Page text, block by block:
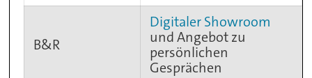
B&R
Digitaler Showroom
und Angebot zu
persönlichen
Gesprächen